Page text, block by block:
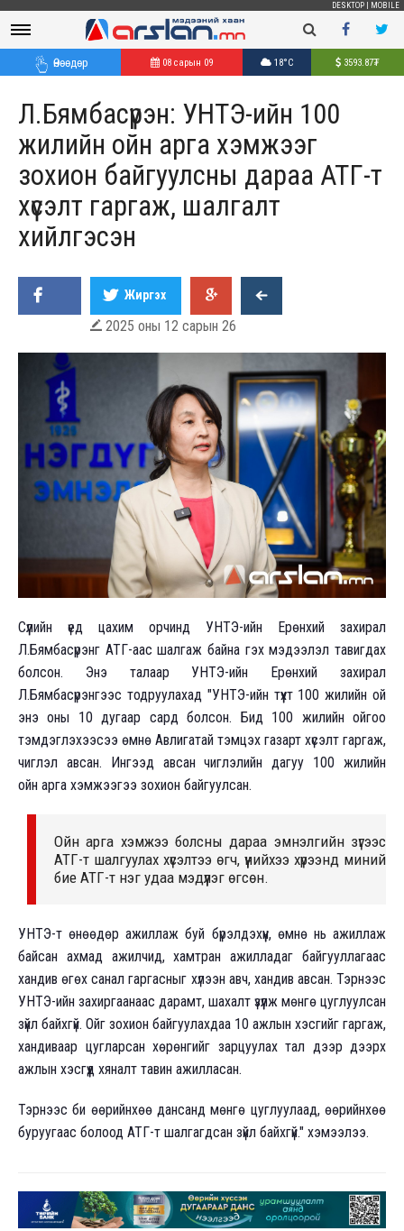
DESKTOP MOBILE
Өнөөдөр 08 сарын 09 18°C 3593.87₮
Л.Бямбасүрэн: УНТЭ-ийн 100
жилийн ойн арга хэмжээг
зохион байгуулсны дараа АТГ-т
хүсэлт гаргаж, шалгалт
хийлгэсэн
Жиргэх
 2025 оны 12 сарын 26
Сүүлийн үед цахим орчинд УНТЭ-ийн Ерөнхий захирал
Л.Бямбасүрэнг АТГ-аас шалгаж байна гэх мэдээлэл тавигдах
болсон. Энэ талаар УНТЭ-ийн Ерөнхий захирал
Л.Бямбасүрэнгээс тодруулахад "УНТЭ-ийн түүхт 100 жилийн ой
энэ оны 10 дугаар сард болсон. Бид 100 жилийн ойгоо
тэмдэглэхээсээ өмнө Авлигатай тэмцэх газарт хүсэлт гаргаж,
чиглэл авсан. Ингээд авсан чиглэлийн дагуу 100 жилийн
ойн арга хэмжээгээ зохион байгуулсан.
Ойн арга хэмжээ болсны дараа эмнэлгийн зүгээс
АТГ-т шалгуулах хүсэлтээ өгч, үүнийхээ хүрээнд миний
бие АТГ-т нэг удаа мэдүүлэг өгсөн.
УНТЭ-т өнөөдөр ажиллаж буй бүрэлдэхүүн, өмнө нь ажиллаж
байсан ахмад ажилчид, хамтран ажилладаг байгууллагаас
хандив өгөх санал гаргасныг хүлээн авч, хандив авсан. Тэрнээс
УНТЭ-ийн захиргаанаас дарамт, шахалт үзүүлж мөнгө цуглуулсан
зүйл байхгүй. Ойг зохион байгуулахдаа 10 ажлын хэсгийг гаргаж,
хандиваар цугларсан хөрөнгийг зарцуулах тал дээр дээрх
ажлын хэсгүүд хяналт тавин ажилласан.
Тэрнээс би өөрийнхөө дансанд мөнгө цуглуулаад, өөрийнхөө
буруугаас болоод АТГ-т шалгагдсан зүйл байхгүй." хэмээлээ.